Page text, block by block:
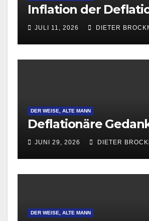
Inflation der
JULI 11, 2026 DIETER
DER WEISE, ALTE MANN
Deflationäre
JUNI 29, 2026 DIETER
DER WEISE, ALTE MANN